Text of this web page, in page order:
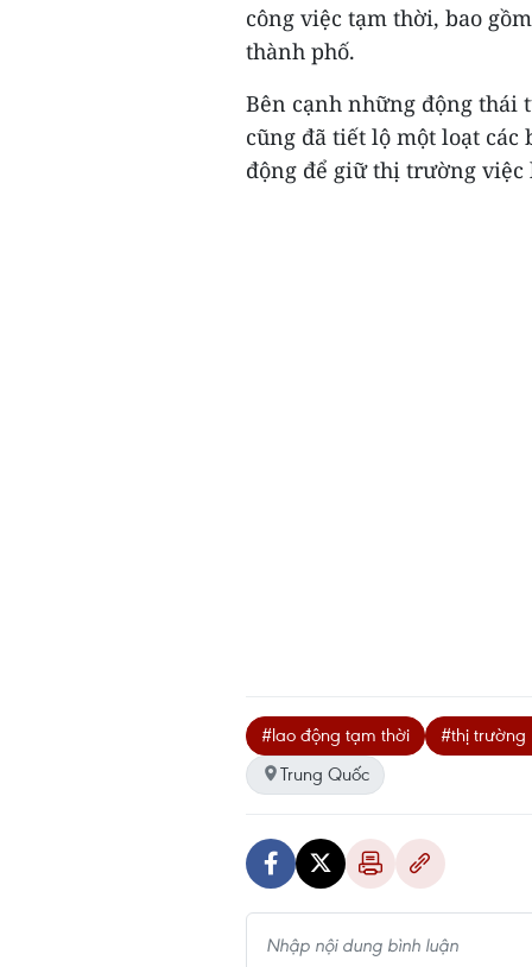
công việc tạm thời, bao
thành phố.
Bên cạnh những động thái
cũng đã tiết lộ một loạt các
động để giữ thị trường
#lao động tạm thời
#thị trường
Trung Quốc